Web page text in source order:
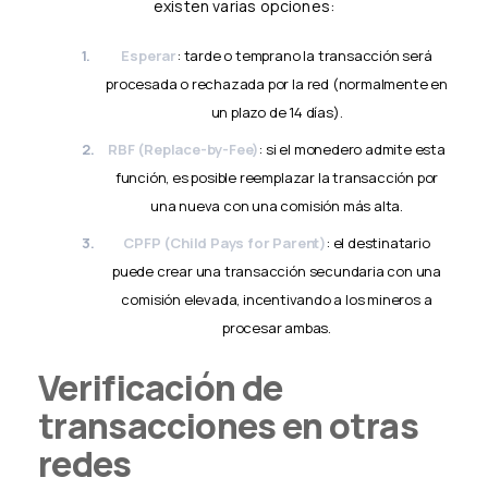
existen varias opciones:
Esperar: tarde o temprano la transacción será
procesada o rechazada por la red (normalmente en
un plazo de 14 días).
RBF (Replace-by-Fee): si el monedero admite esta
función, es posible reemplazar la transacción por
una nueva con una comisión más alta.
CPFP (Child Pays for Parent): el destinatario
puede crear una transacción secundaria con una
comisión elevada, incentivando a los mineros a
procesar ambas.
Verificación de
transacciones en otras
redes